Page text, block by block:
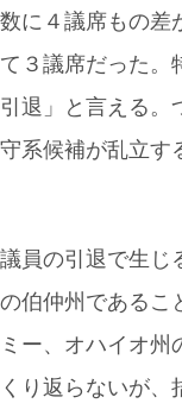
に４議席もの
３議席だった
退」と言える
系候補が乱立す
員の引退で生
伯仲州であるこ
ー、オハイオ
り返らないが